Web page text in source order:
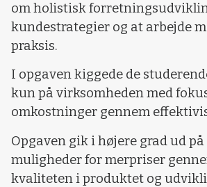
om holistisk
kundestrategier og at arbejde
praksis.
I opgaven kiggede de
kun på virksomheden med
omkostninger gennem
Opgaven gik i højere grad ud
muligheder for merpriser
kvaliteten i produktet og